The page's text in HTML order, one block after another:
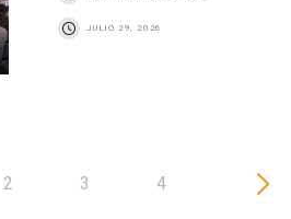
JULIO 29, 2026
2 3 4